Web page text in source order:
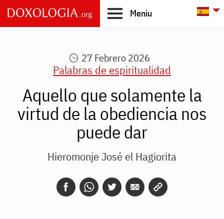
Skip to main content
Meniu
27 Febrero 2026
Palabras de espiritualidad
Aquello que solamente la
virtud de la obediencia nos
puede dar
Hieromonje José el Hagiorita